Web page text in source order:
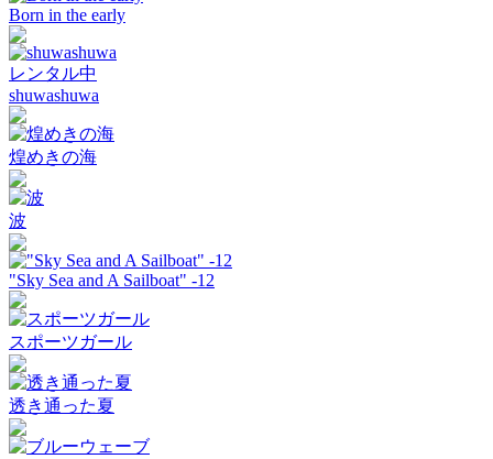
Born in the early
レンタル中
shuwashuwa
煌めきの海
波
"Sky Sea and A Sailboat" -12
スポーツガール
透き通った夏